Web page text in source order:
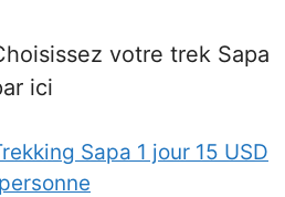
votre trek Sapa
ici
Sapa 1 jour 15 USD